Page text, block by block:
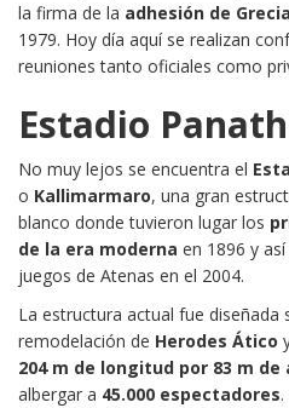
la firma de la adhesión de Grecia
1979. Hoy día aquí se realizan
reuniones tanto oficiales como
Estadio
No muy lejos se encuentra el
o Kallimarmaro, una gran
blanco donde tuvieron lugar los
de la era moderna en 1896 y
juegos de Atenas en el 2004.
La estructura actual fue diseñada
remodelación de Herodes Ático
204 m de longitud por 83 m de
albergar a 45.000 espectadores.